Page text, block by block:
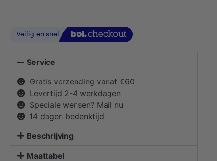
Service
Gratis verzending vanaf €60
Levertijd 2-4 werkdagen
Speciale wensen? Mail nu!
14 dagen bedenktijd
Beschrijving
Maattabel